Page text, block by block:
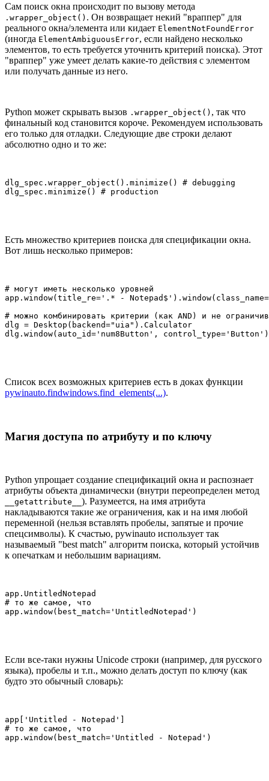
Сам поиск окна происходит по вызову метода
.wrapper_object() . Он возвращает некий "враппер" для
реального окна/элемента или кидает ElementNotFoundError
(иногда ElementAmbiguousError, если найдено несколько
элементов, то есть требуется уточнить критерий поиска). Этот
"враппер" уже умеет делать какие-то действия с элементом
или получать данные из него.
Python может скрывать вызов .wrapper_object() , так что
финальный код становится короче. Рекомендуем использовать
его только для отладки. Следующие две строки делают
абсолютно одно и то же:
dlg_spec.wrapper_object().minimize() # debugging
dlg_spec.minimize() # production
Есть множество критериев поиска для спецификации окна.
Вот лишь несколько примеров:
# могут иметь несколько уровней
app.window(title_re='.* -
# можно комбинировать критерии (как AND) и не
dlg = Desktop(backend="uia").Calculator
dlg.window(auto_id='num8Button', control_type='Button')
Список всех возможных критериев есть в доках функции
pywinauto.findwindows.find_elements(...).
Магия доступа по атрибуту и по ключу
Python упрощает создание спецификаций окна и распознает
атрибуты объекта динамически (внутри переопределен метод
__getattribute__ ). Разумеется, на имя атрибута
накладываются такие же ограничения, как и на имя любой
переменной (нельзя вставлять пробелы, запятые и прочие
спецсимволы). К счастью, pywinauto использует так
называемый "best match" алгоритм поиска, который устойчив
к опечаткам и небольшим вариациям.
app.UntitledNotepad
# то же самое, что
app.window(best_match='UntitledNotepad')
Если все-таки нужны Unicode строки (например, для русского
языка), пробелы и т.п., можно делать доступ по ключу (как
будто это обычный словарь):
app['Untitled - Notepad']
# то же самое, что
app.window(best_match='Untitled - Notepad')